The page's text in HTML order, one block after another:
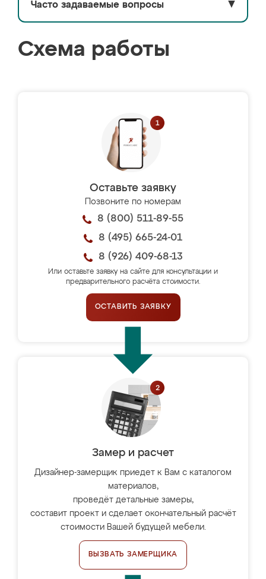
Часто задаваемые вопросы ▼
Схема работы
Оставьте заявку
Позвоните по номерам
8 (800) 511-89-55
8 (495) 665-24-01
8 (926) 409-68-13
Или оставьте заявку на сайте для консультации и
предварительного расчёта стоимости.
ОСТАВИТЬ ЗАЯВКУ
Замер и расчет
Дизайнер-замерщик приедет к Вам с каталогом
материалов,
проведёт детальные замеры,
составит проект и сделает окончательный расчёт
стоимости Вашей будущей мебели.
ВЫЗВАТЬ ЗАМЕРЩИКА